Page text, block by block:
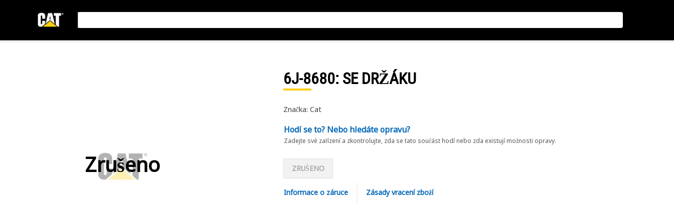
Zrušeno
6J-8680: SE DRŽÁKU
Značka: Cat
Hodí se to? Nebo hledáte opravu?
Zadejte své zařízení a zkontrolujte, zda se tato součást hodí nebo zda existují možnosti opravy.
ZRUŠENO
Informace o záruce Zásady vracení zboží